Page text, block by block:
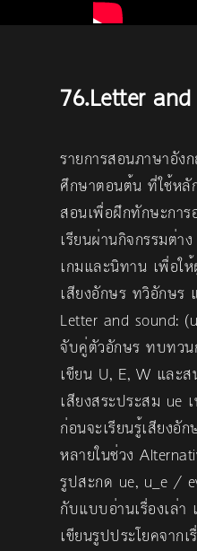
76.Letter
รายการสอนภาษาอัง
ศึกษาตอนต้น ที่ใช้หลั
สอนเพื่อฝึกทักษะการ
เรียนผ่านกิจกรรมต่
เกมและนิทาน เพื่อใ
เสียงอักษร ทวิอักษร
Letter and sound:
จับคู่ตัวอักษร ทบทวน
เขียน U, E, W และ
เสียงสระประสม ue
ก่อนจะเรียนรู้เสียงอัก
หลายในช่วง
รูปสะกด ue, u_e /
กับแบบอ่านเรื่องเล่
เขียนรูปประโยคจากเ